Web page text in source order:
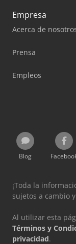
Empresa
Acerca de
Prensa
Empleos
Blog
¡Toda la
sujetos a cambio
Al utilizar esta
Términos y
privacidad.